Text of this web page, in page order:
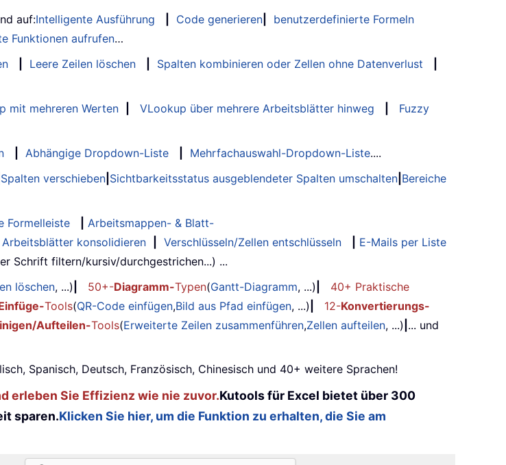
auf:Intelligente Ausführung Code generieren
benutzerdefinierte Formeln
Funktionen aufrufen…
Leere Zeilen löschen Spalten kombinieren oder Zellen ohne Datenverlust
mit mehreren Werten VLookup über mehrere Arbeitsblätter hinweg
Fuzzy
Abhängige Dropdown-Liste Mehrfachauswahl-Dropdown-Liste....
Spalten verschieben Sichtbarkeitsstatus ausgeblendeter Spalten umschalten Bereiche
Formelleiste
Arbeitsmappen- & Blatt-
Arbeitsblätter konsolidieren Verschlüsseln/Zellen entschlüsseln
E-Mails per Liste
Schrift filtern/kursiv/durchgestrichen...) ...
löschen, ...) 50+-Diagramm-Typen(Gantt-Diagramm, ...)
40+ Praktische
Tools(QR-Code einfügen,Bild aus Pfad einfügen, ...) 12-Konvertierungs-
Aufteilen-Tools(Erweiterte Zeilen zusammenführen,Zellen aufteilen, ...) ... und
Spanisch, Deutsch, Französisch, Chinesisch und 40+ weitere Sprachen!
erleben Sie Effizienz wie nie zuvor.Kutools für Excel bietet über 300
sparen.Klicken Sie hier, um die Funktion zu erhalten, die Sie am